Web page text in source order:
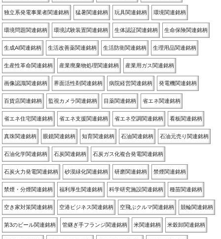
独立系発電事業者関連銘柄 猛暑関連銘柄 玩具関連銘柄 環境関連銘柄
環境問題関連銘柄 環境試験装置関連銘柄 生体認証関連銘柄 生命保険関連銘柄
生成AI関連銘柄 生活改善薬関連銘柄 生活防衛関連銘柄 生理用品関連銘柄
生産性革命関連銘柄 産業廃棄物処理関連銘柄 産業用ガス関連銘柄
画像認識関連銘柄 界面活性剤関連銘柄 病院経営関連銘柄 発電機関連銘柄
百貨店関連銘柄 監視カメラ関連銘柄 目薬関連銘柄 省エネ関連銘柄
省エネ住宅関連銘柄 省エネ支援関連銘柄 省エネ空調関連銘柄 看板関連銘柄
真珠関連銘柄 眼鏡関連銘柄 知育関連銘柄 石油関連銘柄 石油元売り関連銘柄
石油化学関連銘柄 石炭関連銘柄 石炭ガス化複合発電関連銘柄
石炭火力発電関連銘柄 砂漠緑化関連銘柄 研磨関連銘柄 禁煙関連銘柄
禁煙・分煙関連銘柄 福利厚生関連銘柄 科学研究施設関連銘柄 種苗関連銘柄
空き家対策関連銘柄 空港ビジネス関連銘柄 空飛ぶクルマ関連銘柄 競輪関連銘柄
第3のビール関連銘柄 管継ぎ手フランジ関連銘柄 米関連銘柄 米穀卸関連銘柄